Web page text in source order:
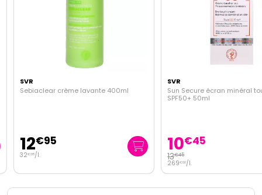
SVR
Sebiaclear crème lavante 400ml
12€95
32 €38/l.
SVR
Sun Secure écran minéral
SPF50+ 50ml
10€45
13€45
269 €00/l.